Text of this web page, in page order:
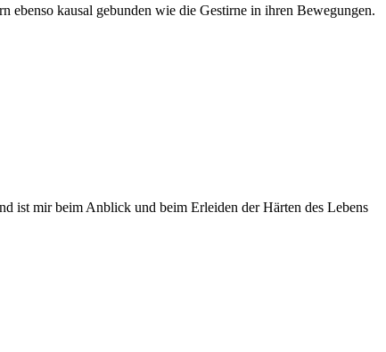
ebenso kausal gebunden wie die Gestirne in ihren Bewegungen.
ist mir beim Anblick und beim Erleiden der Härten des Lebens